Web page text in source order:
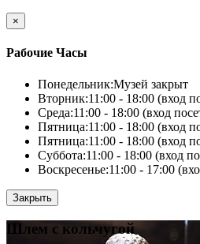
×
Рабочие Часы
Понедельник:Музей закрыт
Вторник:11:00 - 18:00 (вход
Среда:11:00 - 18:00 (вход
Пятница:11:00 - 18:00 (вход
Пятница:11:00 - 18:00 (вход
Суббота:11:00 - 18:00 (вход
Воскресенье:11:00 - 17:00
Закрыть
Шлем с кольчугой